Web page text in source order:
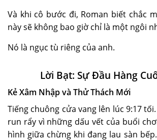
Và khi cô bước đi, Roman biết chắc
này sẽ không bao giờ chỉ là một ngôi
Nó là ngục tù riêng của anh.
Lời Bạt: Sự Đầu Hàng
Kẻ Xâm Nhập và Thử Thách Mới
Tiếng chuông cửa vang lên lúc 9:17
run rẩy vì những dấu vết của buổi
hình giữa chừng khi đang lau sàn